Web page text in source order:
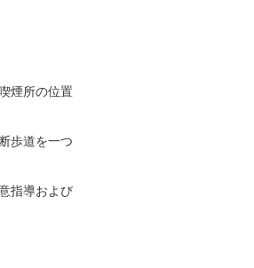
煙所の位置
歩道を一つ
指導および